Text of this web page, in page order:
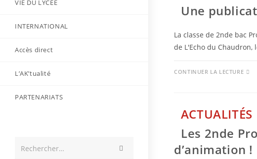
VIE DU LYCÉE
INTERNATIONAL
Accès direct
L’AK’tualité
PARTENARIATS
Rechercher…
Une
La classe de 2nde bac
de L'Echo du
CONTINUER LA LECTURE
ACTUALITÉS
Les 2nde
d’animation !